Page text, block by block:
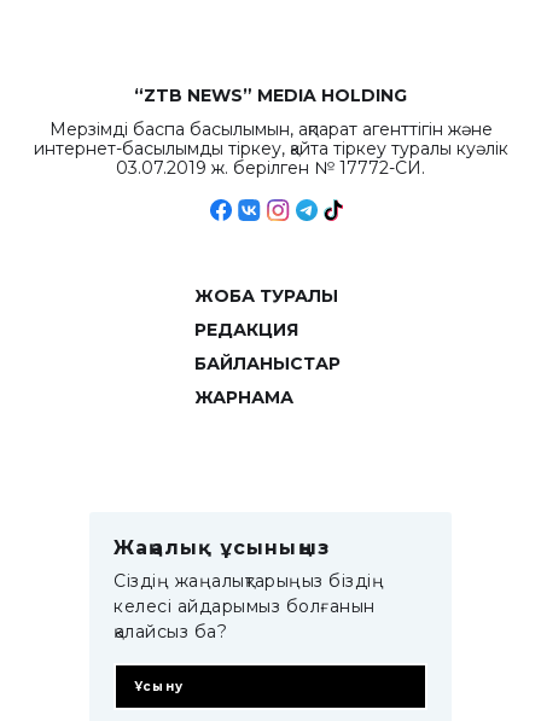
“ZTB NEWS” MEDIA HOLDING
Мерзімді баспа басылымын, ақпарат агенттігін және
интернет-басылымды тіркеу, қайта тіркеу туралы куәлік
03.07.2019 ж. берілген № 17772-СИ.
ЖОБА ТУРАЛЫ
РЕДАКЦИЯ
БАЙЛАНЫСТАР
ЖАРНАМА
Жаңалық ұсыныңыз
Сіздің жаңалықтарыңыз біздің
келесі айдарымыз болғанын
қалайсыз ба?
Ұсыну